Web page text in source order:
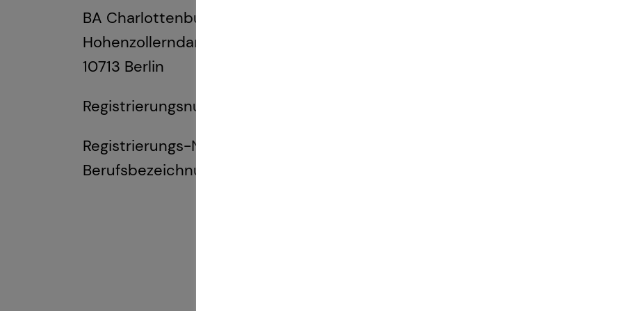
BA Charlottenburg-Wilmersdorf von Berlin Ordnungs- und Gewerbeamt
Hohenzollerndamm 174-177
10713 Berlin
Registrierungsnummer: D-W-107-BLH7-43
Registrierungs-Nr. einsehbar unter
Berufsbezeichnung: Immobiliardarlehensvermittler nach § 34i Abs. 1 S. 1